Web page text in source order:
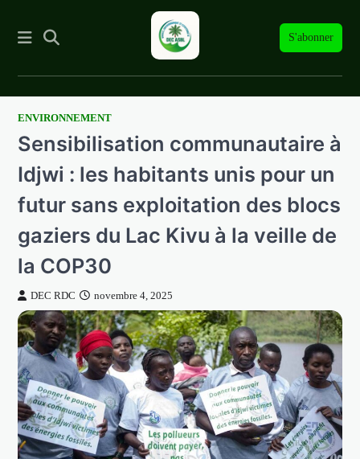
S'abonner
SkipENVIRONNEMENT
Sensibilisation communautaire à
Idjwi : les habitants unis pour un
futur sans exploitation des blocs
gaziers du Lac Kivu à la veille de
la COP30
DEC RDC novembre 4, 2025